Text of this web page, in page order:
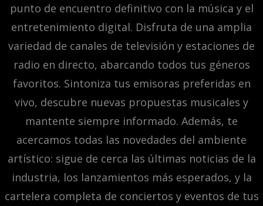
punto de encuentro definitivo con la música y el
entretenimiento digital. Disfruta de una amplia
variedad de canales de televisión y estaciones de
radio en directo, abarcando todos tus géneros
favoritos. Sintoniza tus emisoras preferidas en
vivo, descubre nuevas propuestas musicales y
mantente siempre informado. Además, te
acercamos todas las novedades del ambiente
artístico: sigue de cerca las últimas noticias de la
industria, los lanzamientos más esperados, y la
cartelera completa de conciertos y eventos de tus